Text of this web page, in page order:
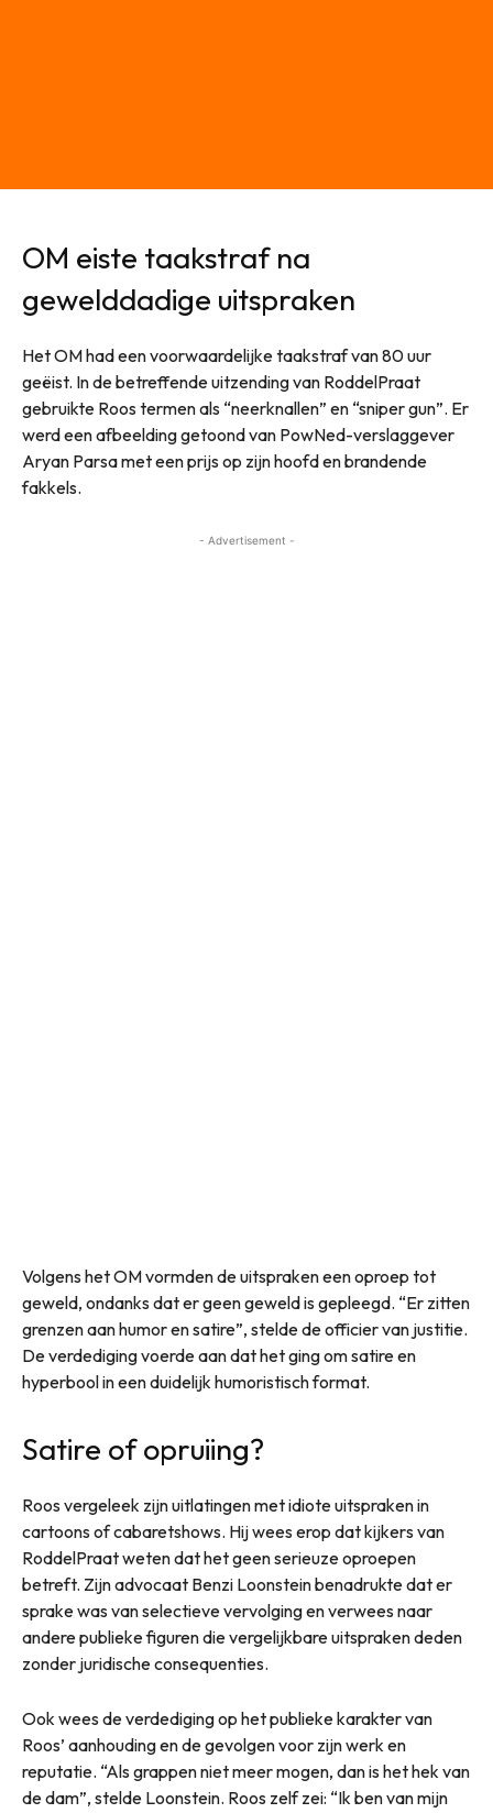
OM eiste taakstraf na
gewelddadige uitspraken
Het OM had een voorwaardelijke taakstraf van 80 uur
geëist. In de betreffende uitzending van RoddelPraat
gebruikte Roos termen als “neerknallen” en “sniper gun”. Er
werd een afbeelding getoond van PowNed-verslaggever
Aryan Parsa met een prijs op zijn hoofd en brandende
fakkels.
- Advertisement -
Volgens het OM vormden de uitspraken een oproep tot
geweld, ondanks dat er geen geweld is gepleegd. “Er zitten
grenzen aan humor en satire”, stelde de officier van justitie.
De verdediging voerde aan dat het ging om satire en
hyperbool in een duidelijk humoristisch format.
Satire of opruiing?
Roos vergeleek zijn uitlatingen met idiote uitspraken in
cartoons of cabaretshows. Hij wees erop dat kijkers van
RoddelPraat weten dat het geen serieuze oproepen
betreft. Zijn advocaat Benzi Loonstein benadrukte dat er
sprake was van selectieve vervolging en verwees naar
andere publieke figuren die vergelijkbare uitspraken deden
zonder juridische consequenties.
Ook wees de verdediging op het publieke karakter van
Roos’ aanhouding en de gevolgen voor zijn werk en
reputatie. “Als grappen niet meer mogen, dan is het hek van
de dam”, stelde Loonstein. Roos zelf zei: “Ik ben van mijn